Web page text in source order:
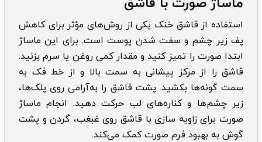
استفاده از قاشق خنک یکی از روش‌های مؤثر برای کاهش
پف زیر چشم و سفت شدن پوست است. برای این ماساژ
ابتدا صورت را تمیز کنید و مقدار کمی روغن یا سرم بزنید.
قاشق را از مرکز پیشانی به سمت بالا و از خط فک به
سمت گونه‌ها بکشید. پشت قاشق را به‌آرامی روی پلک‌ها،
زیر چشم‌ها و کناره‌های لب حرکت دهید. انجام ماساژ
صورت برای زاویه سازی با قاشق روی غبغب، گردن و پشت
گوش به بهبود فرم صورت کمک می‌کند.